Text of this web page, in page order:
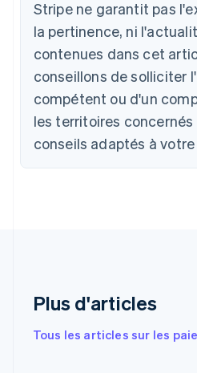
Stripe ne garantit pas
la pertinence, ni
contenues dans cet
conseillons de solliciter
compétent ou d'un
les territoires
conseils adaptés à
Plus d'articles
Tous les articles sur les
Deutsch English
Belgique
Nederlands Français Deutsch
Brésil
PortuguêsEnglish
Bulgarie
Canada
English Français
English
Espagne
Español English